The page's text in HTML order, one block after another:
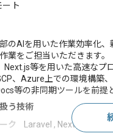
ト
のAIを用いた作業効率化
業をご担当いただきます。
等を用いた高速なプ
、Azure上での環境構築
等の非同期ツールを前提
う技術
ク
Laravel , Next.js